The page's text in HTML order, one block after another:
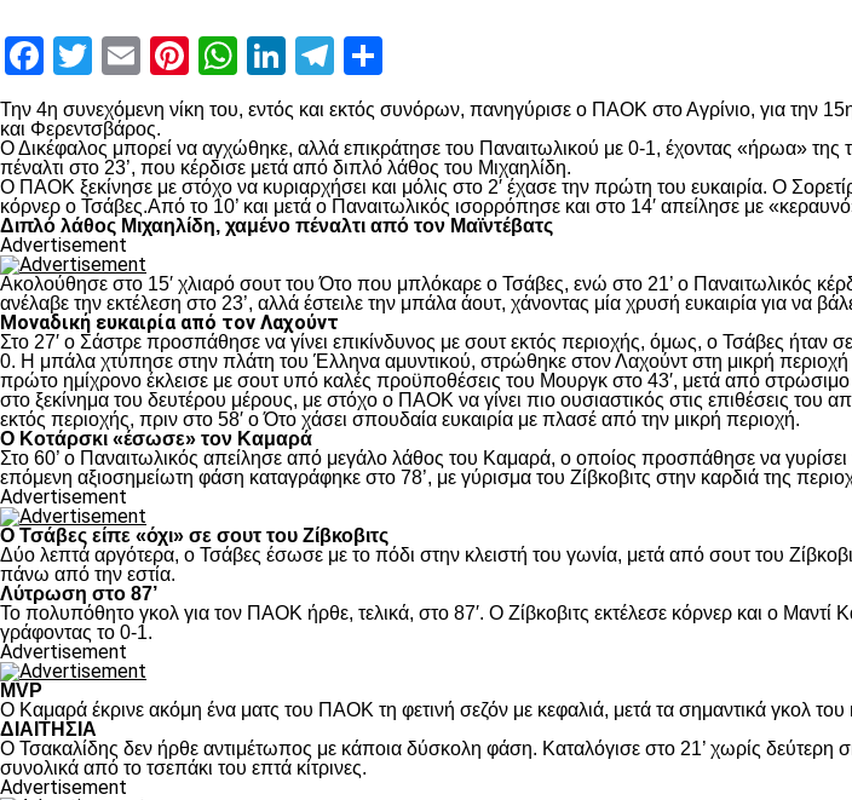
Facebook
Twitter
EmailPinterest
WhatsApp
LinkedIn
Telegram
Την 4η συνεχόμενη νίκη του, εντός και εκτός συνόρων, πανηγύρισε ο ΠΑΟΚ στο Αγρίνιο, για την 15
και Φερεντσβάρος.
Ο Δικέφαλος μπορεί να αγχώθηκε, αλλά επικράτησε του Παναιτωλικού με 0-1, έχοντας «ήρωα» της
πέναλτι στο 23’, που κέρδισε μετά από διπλό λάθος του Μιχαηλίδη.
Ο ΠΑΟΚ ξεκίνησε με στόχο να κυριαρχήσει και μόλις στο 2′ έχασε την πρώτη του ευκαιρία. Ο
κόρνερ ο Τσάβες.Από το 10’ και μετά ο Παναιτωλικός ισορρόπησε και στο 14′ απείλησε με
Διπλό λάθος Μιχαηλίδη, χαμένο πέναλτι από τον Μαϊντέβατς
Advertisement
Ακολούθησε στο 15′ χλιαρό σουτ του Ότο που μπλόκαρε ο Τσάβες, ενώ στο 21’ ο Παναιτωλικός
ανέλαβε την εκτέλεση στο 23’, αλλά έστειλε την μπάλα άουτ, χάνοντας μία χρυσή ευκαιρία για να
Μοναδική ευκαιρία από τον Λαχούντ
Στο 27′ ο Σάστρε προσπάθησε να γίνει επικίνδυνος με σουτ εκτός περιοχής, όμως, ο Τσάβες ήταν
0. Η μπάλα χτύπησε στην πλάτη του Έλληνα αμυντικού, στρώθηκε στον Λαχούντ στη μικρή
πρώτο ημίχρονο έκλεισε με σουτ υπό καλές προϋποθέσεις του Μουργκ στο 43′, μετά από
στο ξεκίνημα του δευτέρου μέρους, με στόχο ο ΠΑΟΚ να γίνει πιο ουσιαστικός στις επιθέσεις
εκτός περιοχής, πριν στο 58′ ο Ότο χάσει σπουδαία ευκαιρία με πλασέ από την μικρή περιοχή.
Ο Κοτάρσκι «έσωσε» τον Καμαρά
Στο 60’ ο Παναιτωλικός απείλησε από μεγάλο λάθος του Καμαρά, ο οποίος προσπάθησε να
επόμενη αξιοσημείωτη φάση καταγράφηκε στο 78’, με γύρισμα του Ζίβκοβιτς στην καρδιά της
Advertisement
Ο Τσάβες είπε «όχι» σε σουτ του Ζίβκοβιτς
Δύο λεπτά αργότερα, ο Τσάβες έσωσε με το πόδι στην κλειστή του γωνία, μετά από σουτ του
πάνω από την εστία.
Λύτρωση στο 87’
Το πολυπόθητο γκολ για τον ΠΑΟΚ ήρθε, τελικά, στο 87′. Ο Ζίβκοβιτς εκτέλεσε κόρνερ και ο Μαντί
γράφοντας το 0-1.
Advertisement
MVP
Ο Καμαρά έκρινε ακόμη ένα ματς του ΠΑΟΚ τη φετινή σεζόν με κεφαλιά, μετά τα σημαντικά γκολ του
ΔΙΑΙΤΗΣΙΑ
Ο Τσακαλίδης δεν ήρθε αντιμέτωπος με κάποια δύσκολη φάση. Καταλόγισε στο 21’ χωρίς δεύτερη
συνολικά από το τσεπάκι του επτά κίτρινες.
Advertisement